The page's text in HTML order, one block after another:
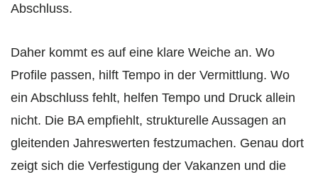
Abschluss.
Daher kommt es auf eine klare Weiche an. Wo
Profile passen, hilft Tempo in der Vermittlung. Wo
ein Abschluss fehlt, helfen Tempo und Druck allein
nicht. Die BA empfiehlt, strukturelle Aussagen an
gleitenden Jahreswerten festzumachen. Genau dort
zeigt sich die Verfestigung der Vakanzen und die